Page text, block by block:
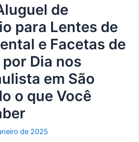
de
para Lentes de
e Facetas de
Dia nos
em São
o que Você
de 2025